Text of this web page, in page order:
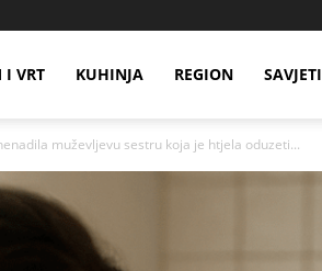
I VRT KUHINJA REGION SAVJETI
muževljevu sestru koja je htjela oduzeti...